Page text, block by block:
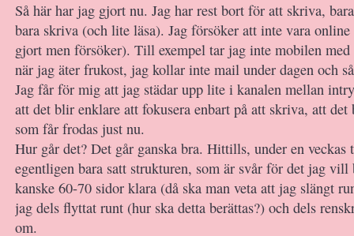
Så här har jag gjort nu. Jag har rest bort för att skriva,
bara skriva (och lite läsa). Jag försöker att inte vara online
gjort men försöker). Till exempel tar jag inte mobilen
när jag äter frukost, jag kollar inte mail under dagen och
Jag får för mig att jag städar upp lite i kanalen mellan
att det blir enklare att fokusera enbart på att skriva, att det
som får frodas just nu.
Hur går det? Det går ganska bra. Hittills, under en veckas
egentligen bara satt strukturen, som är svår för det jag vill
kanske 60-70 sidor klara (då ska man veta att jag slängt
jag dels flyttat runt (hur ska detta berättas?) och dels
om.